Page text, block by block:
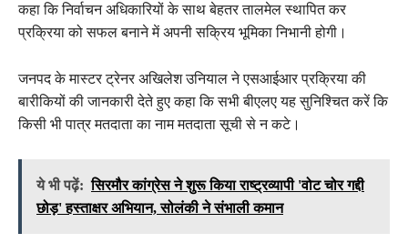
कहा कि निर्वाचन अधिकारियों के साथ बेहतर तालमेल स्थापित कर
प्रक्रिया को सफल बनाने में अपनी सक्रिय भूमिका निभानी होगी।
जनपद के मास्टर ट्रेनर अखिलेश उनियाल ने एसआईआर प्रक्रिया की
बारीकियों की जानकारी देते हुए कहा कि सभी बीएलए यह सुनिश्चित करें कि
किसी भी पात्र मतदाता का नाम मतदाता सूची से न कटे।
ये भी पढ़ें: सिरमौर कांग्रेस ने शुरू किया राष्ट्रव्यापी 'वोट चोर गद्दी
छोड़' हस्ताक्षर अभियान, सोलंकी ने संभाली कमान